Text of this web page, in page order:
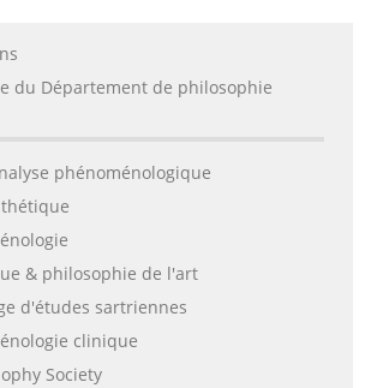
du Département de philosophie
phénoménologique
& philosophie de l'art
d'études sartriennes
clinique
Society